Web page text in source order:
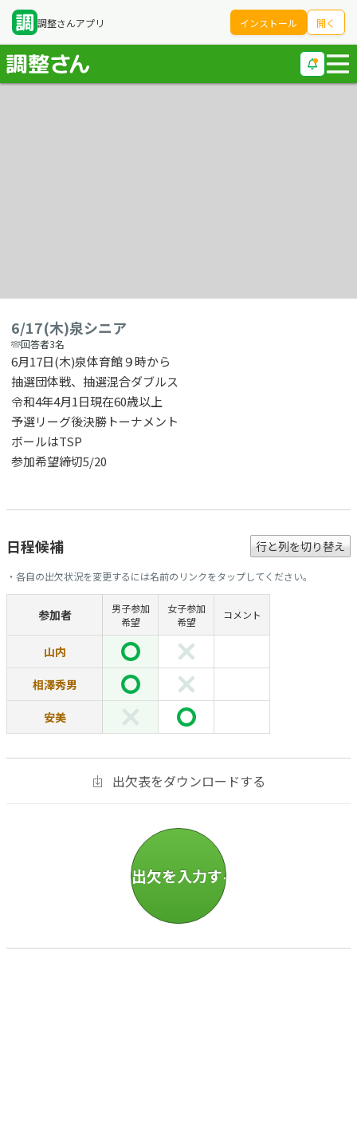
調整さんアプリ インストール 開く
6/17(木)泉シニア
回答者3名
6月17日(木)泉体育館９時から
抽選団体戦、抽選混合ダブルス
令和4年4月1日現在60歳以上
予選リーグ後決勝トーナメント
ボールはTSP
参加希望締切5/20
日程候補 行と列を切り替え
・各自の出欠状況を変更するには名前のリンクをタップしてください。
参加者
男子参加
希望
女子参加
希望
コメント
山内
相澤秀男
安美
出欠表をダウンロードする